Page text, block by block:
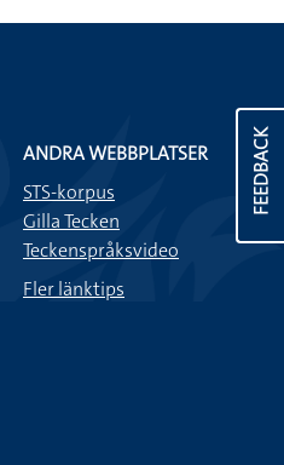
FEEDBACK
ANDRA WEBBPLATSER
STS-korpus
Gilla Tecken
Teckenspråksvideo
Fler länktips